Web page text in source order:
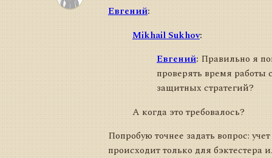
Евгений:
Mikhail Sukhov:
Евгений: Правильно я
проверять время работы
защитных стратегий?
А когда это требовалось?
Попробую точнее задать вопрос:
происходит только для бэктестера